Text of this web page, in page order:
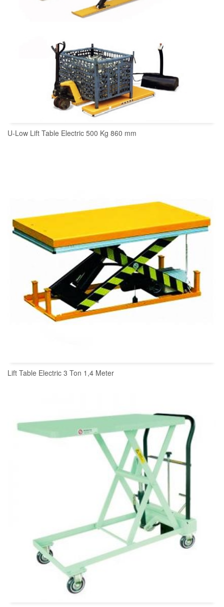
U-Low Lift Table Electric 500 Kg 860 mm
READ MORE
Lift Table Electric 3 Ton 1,4 Meter